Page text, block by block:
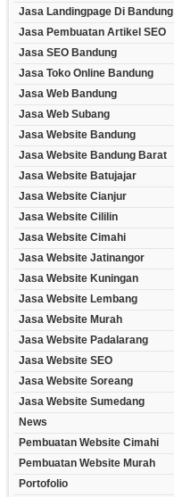
Jasa Landingpage Di Bandung
Jasa Pembuatan Artikel SEO
Jasa SEO Bandung
Jasa Toko Online Bandung
Jasa Web Bandung
Jasa Web Subang
Jasa Website Bandung
Jasa Website Bandung Barat
Jasa Website Batujajar
Jasa Website Cianjur
Jasa Website Cililin
Jasa Website Cimahi
Jasa Website Jatinangor
Jasa Website Kuningan
Jasa Website Lembang
Jasa Website Murah
Jasa Website Padalarang
Jasa Website SEO
Jasa Website Soreang
Jasa Website Sumedang
News
Pembuatan Website Cimahi
Pembuatan Website Murah
Portofolio